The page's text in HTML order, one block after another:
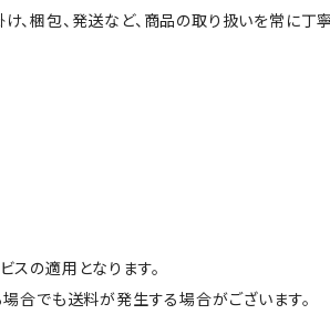
、梱包、発送など、商品の取り扱いを常に丁
の適用となります。
合でも送料が発生する場合がございます。